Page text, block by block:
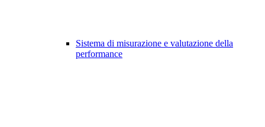
Sistema di misurazione e valutazione della
performance